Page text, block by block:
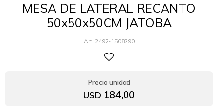
MESA DE LATERAL RECANTO
50x50x50CM JATOBA
2492-1508790
USD 184,00